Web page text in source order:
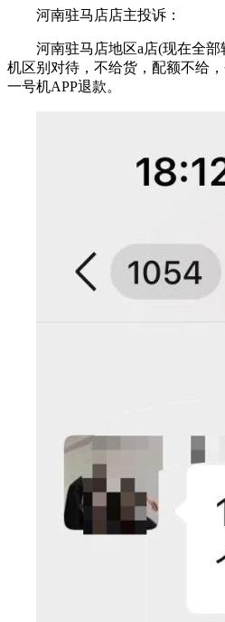
河南驻马店店主投诉：
河南驻马店地区a店(现在全
机区别对待，不给货，配额不给
一号机APP退款。